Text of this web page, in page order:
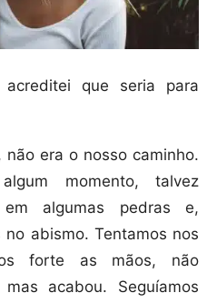
que seria para
era o nosso caminho.
momento, talvez
em algumas pedras e,
abismo. Tentamos nos
forte as mãos, não
acabou. Seguíamos